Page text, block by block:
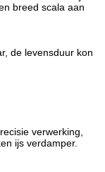
breed scala aan
de levensduur kon
verwerking,
ijs verdamper.